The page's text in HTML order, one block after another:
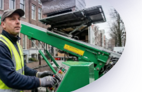
anders